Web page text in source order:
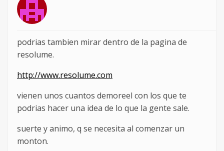
podrias tambien mirar dentro de la pagina de
resolume.
http://www.resolume.com
vienen unos cuantos demoreel con los que te
podrias hacer una idea de lo que la gente sale.
suerte y animo, q se necesita al comenzar un
monton.